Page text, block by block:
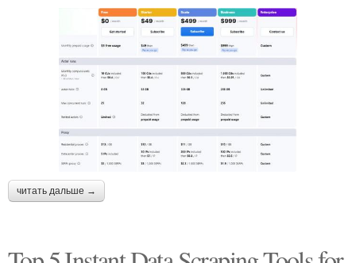
читать дальше →